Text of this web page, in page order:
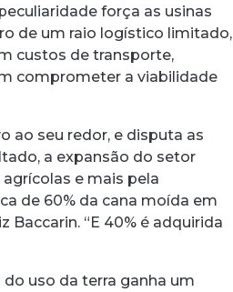
força as usinas
de um raio logístico limitado,
custos de transporte,
comprometer a viabilidade
ao seu redor, e disputa as
a expansão do setor
e mais pela
de 60% da cana moída em
Baccarin. “E 40% é adquirida
uso da terra ganha um